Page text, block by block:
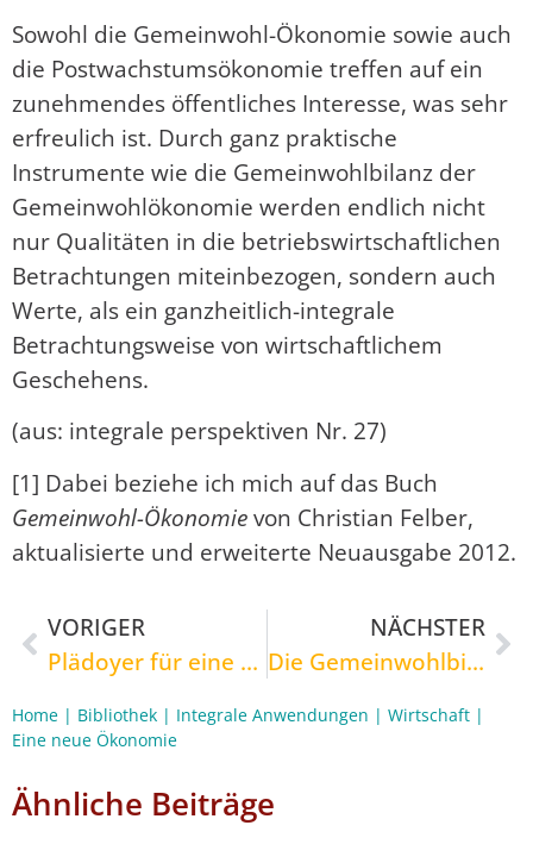
Sowohl die Gemeinwohl-Ökonomie sowie auch
die Postwachstumsökonomie treffen auf ein
zunehmendes öffentliches Interesse, was sehr
erfreulich ist. Durch ganz praktische
Instrumente wie die Gemeinwohlbilanz der
Gemeinwohlökonomie werden endlich nicht
nur Qualitäten in die betriebswirtschaftlichen
Betrachtungen miteinbezogen, sondern auch
Werte, als ein ganzheitlich-integrale
Betrachtungsweise von wirtschaftlichem
Geschehens.
(aus: integrale perspektiven Nr. 27)
[1] Dabei beziehe ich mich auf das Buch
Gemeinwohl-Ökonomievon Christian Felber,
aktualisierte und erweiterte Neuausgabe 2012.
VORIGER
Plädoyer für eine neue Führungskultur
NÄCHSTER
Die Gemeinwohlbilanz mit Spiral Dynamics-Blick
Home | Bibliothek | Integrale Anwendungen | Wirtschaft |
Eine neue Ökonomie
Ähnliche Beiträge